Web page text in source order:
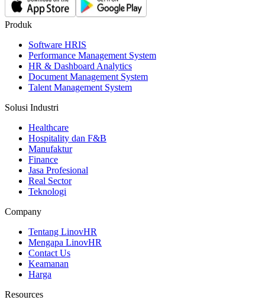
Produk
Software HRIS
Performance Management System
HR & Dashboard Analytics
Document Management System
Talent Management System
Solusi Industri
Healthcare
Hospitality dan F&B
Manufaktur
Finance
Jasa Profesional
Real Sector
Teknologi
Company
Tentang LinovHR
Mengapa LinovHR
Contact Us
Keamanan
Harga
Resources